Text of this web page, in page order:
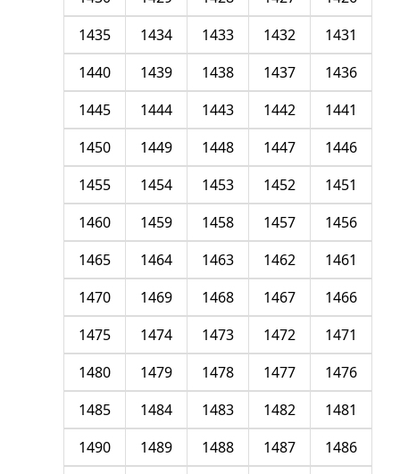
1431
1432
1433
1434
1435
1436
1437
1438
1439
1440
1441
1442
1443
1444
1445
1446
1447
1448
1449
1450
1451
1452
1453
1454
1455
1456
1457
1458
1459
1460
1461
1462
1463
1464
1465
1466
1467
1468
1469
1470
1471
1472
1473
1474
1475
1476
1477
1478
1479
1480
1481
1482
1483
1484
1485
1486
1487
1488
1489
1490